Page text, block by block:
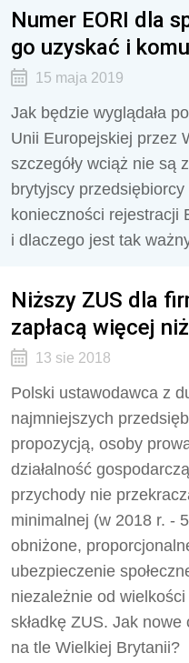
Numer EORI dla
go uzyskać i
15 maja 2019
Jak będzie wyglądała
Unii Europejskiej przez
szczegóły wciąż nie są
brytyjscy
konieczności rejestracji
i dlaczego jest tak
Niższy ZUS dla
zapłacą więcej
13 sie 2018
Polski ustawodawca z
najmniejszych
propozycją, osoby
działalność
przychody nie
minimalnej (w 2018 r. -
obniżone,
ubezpieczenie
niezależnie od
składkę ZUS. Jak
na tle Wielkiej Brytanii?